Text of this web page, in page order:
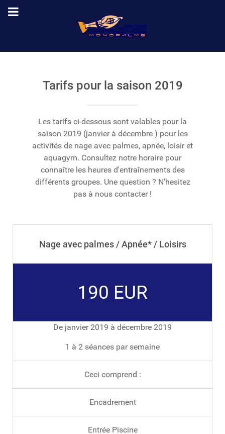
Tarifs pour la saison 2019
Les tarifs ci-dessous sont valables pour la
saison 2019 (janvier à décembre ) pour les
activités de nage avec palmes, apnée, loisir et
aquagym. Consultez notre horaire pour
connaître les heures d'entraînements des
différents groupes. Une question ? N'hesitez
pas à nous contacter !
Nage avec palmes / Apnée* / Loisirs
190 EUR
De janvier 2019 à décembre 2019
1 à 2 séances par semaine
Ceci comprend :
Encadrement
Entrée Piscine